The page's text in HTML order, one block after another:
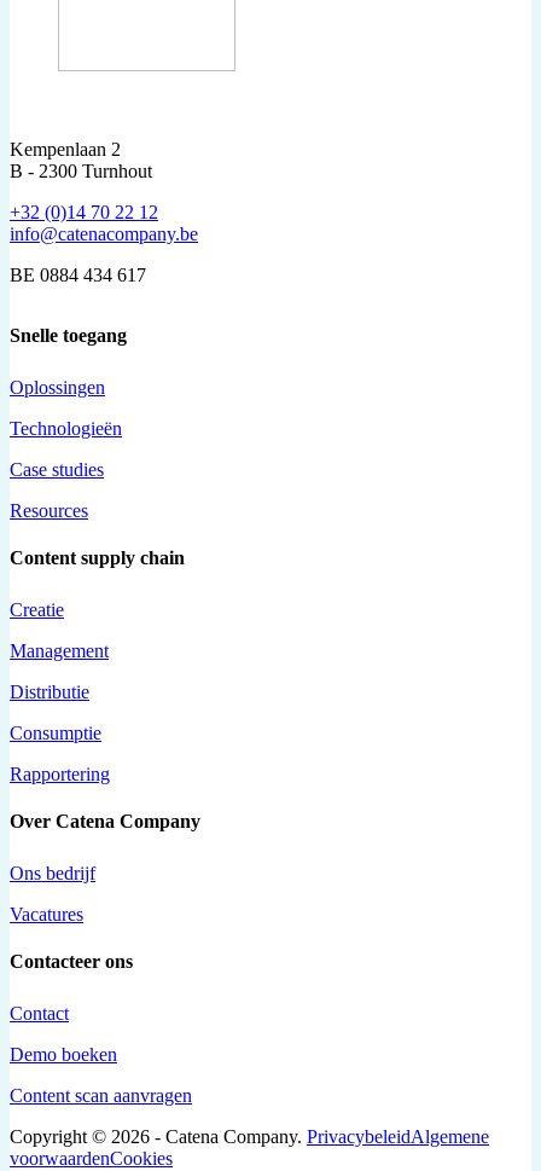
Kempenlaan 2
B - 2300 Turnhout
+32 (0)14 70 22 12
info@catenacompany.be
BE 0884 434 617
Snelle toegang
Oplossingen
Technologieën
Case studies
Resources
Content supply chain
Creatie
Management
Distributie
Consumptie
Rapportering
Over Catena Company
Ons bedrijf
Vacatures
Contacteer ons
Contact
Demo boeken
Content scan aanvragen
Copyright © 2026 - Catena Company. PrivacybeleidAlgemene
voorwaardenCookies